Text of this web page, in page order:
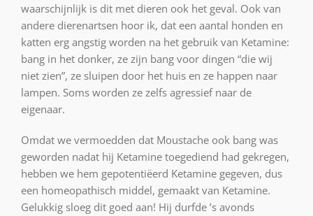
waarschijnlijk is dit met dieren ook het geval. Ook van
andere dierenartsen hoor ik, dat een aantal honden en
katten erg angstig worden na het gebruik van Ketamine:
bang in het donker, ze zijn bang voor dingen “die wij
niet zien”, ze sluipen door het huis en ze happen naar
lampen. Soms worden ze zelfs agressief naar de
eigenaar.
Omdat we vermoedden dat Moustache ook bang was
geworden nadat hij Ketamine toegediend had gekregen,
hebben we hem gepotentiëerd Ketamine gegeven, dus
een homeopathisch middel, gemaakt van Ketamine.
Gelukkig sloeg dit goed aan! Hij durfde ’s avonds